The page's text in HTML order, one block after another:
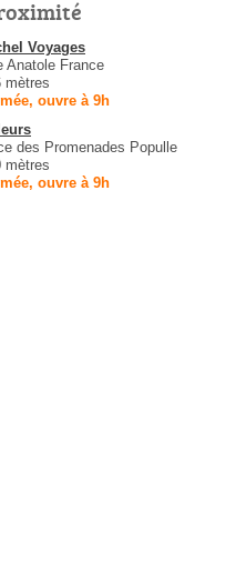
Voyages
Anatole France
mètres
ouvre à 9h
des Promenades Populle
mètres
ouvre à 9h